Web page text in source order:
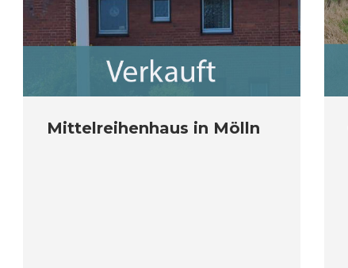
Mittelreihenhaus in Mölln